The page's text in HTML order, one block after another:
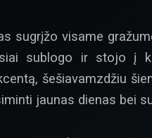
sugrįžo visame
sublogo ir stojo į
šešiavamzdžiu
jaunas dienas bei